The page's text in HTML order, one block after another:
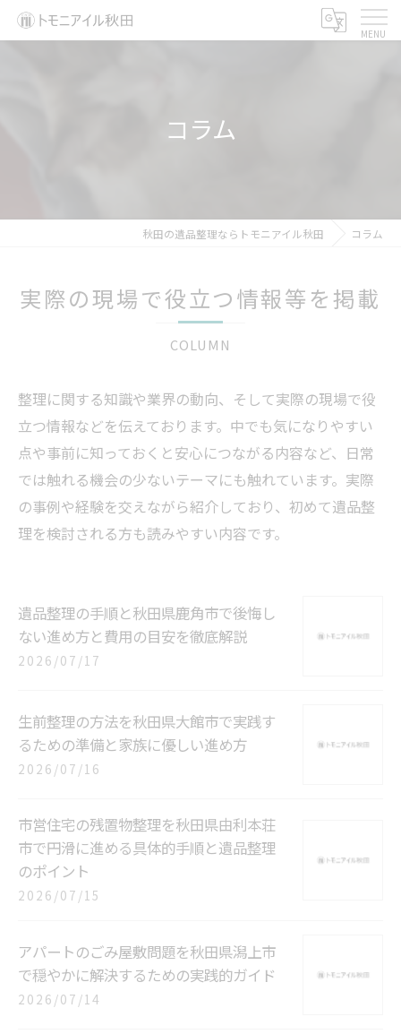
コラム
秋田の遺品整理ならトモニアイル秋田 コラム
実際の現場で役立つ情報等を掲載
COLUMN
整理に関する知識や業界の動向、そして実際の現場で役
立つ情報などを伝えております。中でも気になりやすい
点や事前に知っておくと安心につながる内容など、日常
では触れる機会の少ないテーマにも触れています。実際
の事例や経験を交えながら紹介しており、初めて遺品整
理を検討される方も読みやすい内容です。
遺品整理の手順と秋田県鹿角市で後悔し
ない進め方と費用の目安を徹底解説
2026/07/17
生前整理の方法を秋田県大館市で実践す
るための準備と家族に優しい進め方
2026/07/16
市営住宅の残置物整理を秋田県由利本荘
市で円滑に進める具体的手順と遺品整理
のポイント
2026/07/15
アパートのごみ屋敷問題を秋田県潟上市
で穏やかに解決するための実践的ガイド
2026/07/14